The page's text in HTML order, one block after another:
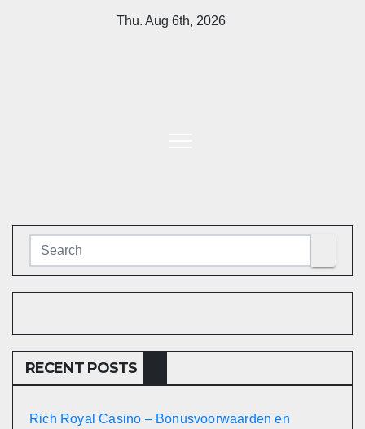
Thu. Aug 6th, 2026
RECENT POSTS
Rich Royal Casino – Bonusvoorwaarden en